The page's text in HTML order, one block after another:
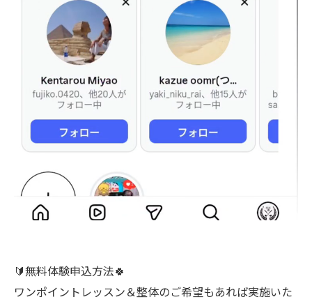
🔰無料体験申込方法🍀
ワンポイントレッスン＆整体のご希望もあれば実施いた